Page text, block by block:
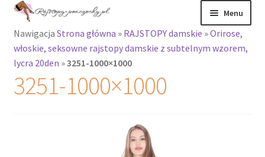
Przejdź
nawigacji
Przejdź
treści
Menu
Rajstopy
Rozwiń
menu
potomne
Nawigacja Strona główna » RAJSTOPY damskie »Orirose,
włoskie, seksowne rajstopy damskie z subtelnym wzorem,
lycra 20den »3251-1000×1000
3251-1000×1000